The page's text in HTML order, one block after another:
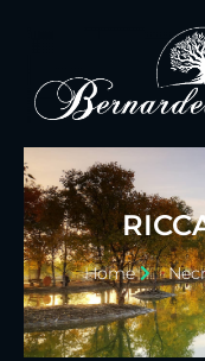
Home